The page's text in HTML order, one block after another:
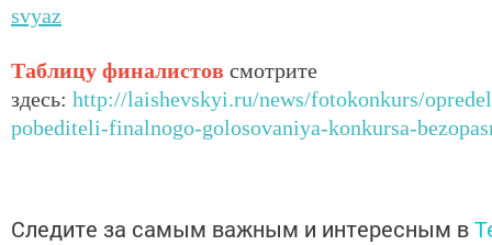
svyaz
Таблицу финалистов смотрите
здесь: http://laishevskyi.ru/news/fotokonkurs/
pobediteli-finalnogo-golosovaniya-konkursa-
Следите за самым важным и интересным в